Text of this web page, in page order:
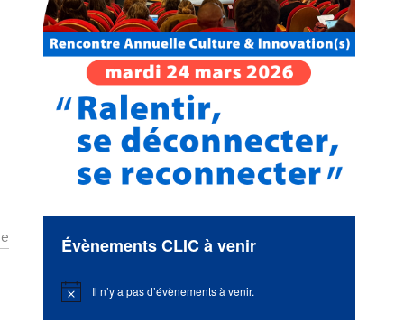
Évènements CLIC à venir
Notice Il n’y a pas d’évènements à venir.